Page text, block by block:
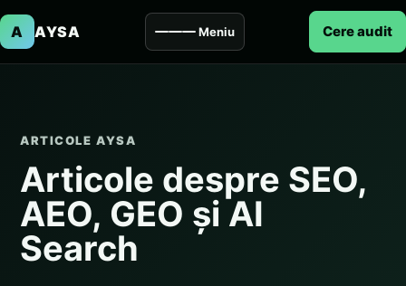
A AYSA Meniu Cere audit
ARTICOLE AYSA
Articole despre SEO,
AEO, GEO și AI
Search